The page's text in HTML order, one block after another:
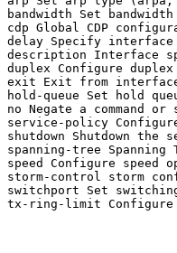
bandwidth Set
cdp Global CDP
delay Specify interface
description Interface
duplex Configure
exit Exit from interface
hold-queue Set hold
no Negate a command
service-policy
shutdown Shutdown the
spanning-tree Spanning
speed Configure speed
storm-control storm
switchport Set
tx-ring-limit